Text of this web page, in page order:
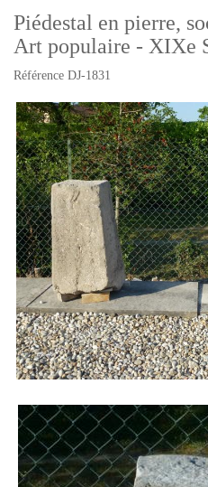
Piédestal en pierre,
Art populaire - XIXe
Référence DJ-1831